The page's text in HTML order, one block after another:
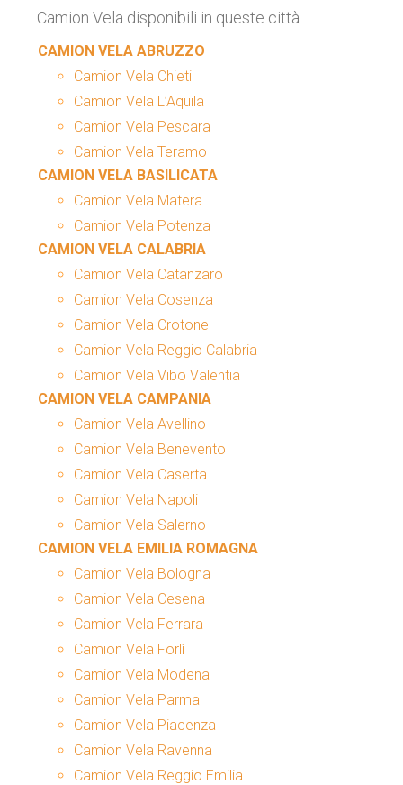
Camion Vela disponibili in queste città
CAMION VELA ABRUZZO
Camion Vela Chieti
Camion Vela L’Aquila
Camion Vela Pescara
Camion Vela Teramo
CAMION VELA BASILICATA
Camion Vela Matera
Camion Vela Potenza
CAMION VELA CALABRIA
Camion Vela Catanzaro
Camion Vela Cosenza
Camion Vela Crotone
Camion Vela Reggio Calabria
Camion Vela Vibo Valentia
CAMION VELA CAMPANIA
Camion Vela Avellino
Camion Vela Benevento
Camion Vela Caserta
Camion Vela Napoli
Camion Vela Salerno
CAMION VELA EMILIA ROMAGNA
Camion Vela Bologna
Camion Vela Cesena
Camion Vela Ferrara
Camion Vela Forlì
Camion Vela Modena
Camion Vela Parma
Camion Vela Piacenza
Camion Vela Ravenna
Camion Vela Reggio Emilia